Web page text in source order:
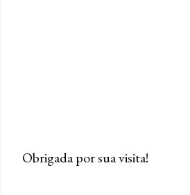
Obrigada por sua visita!